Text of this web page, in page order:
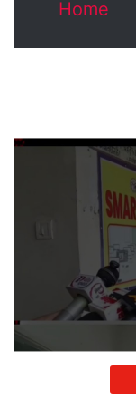
Home